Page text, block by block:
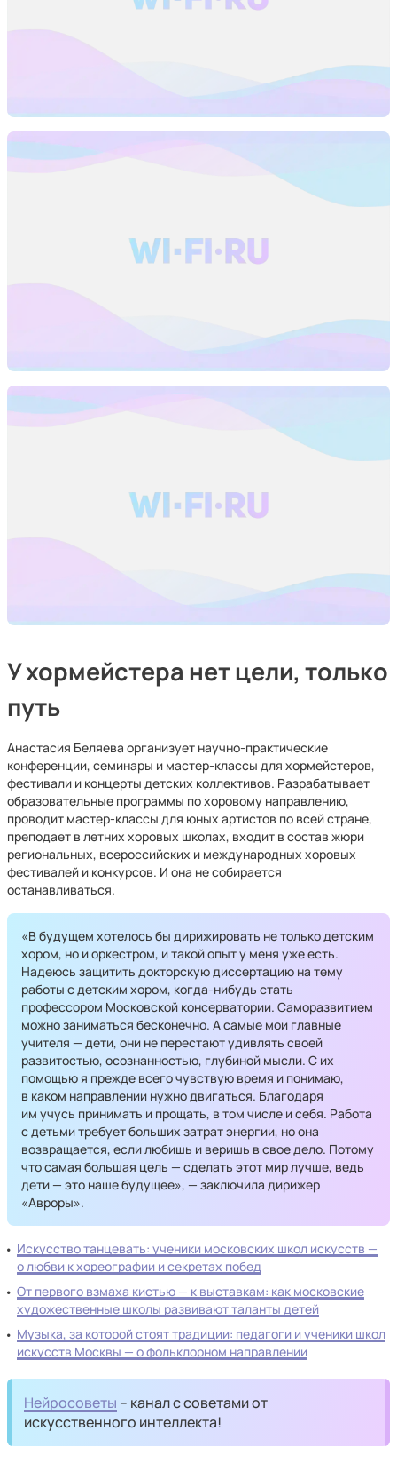
У хормейстера нет цели, только
путь
Анастасия Беляева организует научно-практические
конференции, семинары и мастер-классы для хормейстеров,
фестивали и концерты детских коллективов. Разрабатывает
образовательные программы по хоровому направлению,
проводит мастер-классы для юных артистов по всей стране,
преподает в летних хоровых школах, входит в состав жюри
региональных, всероссийских и международных хоровых
фестивалей и конкурсов. И она не собирается
останавливаться.
«В будущем хотелось бы дирижировать не только детским
хором, но и оркестром, и такой опыт у меня уже есть.
Надеюсь защитить докторскую диссертацию на тему
работы с детским хором, когда-нибудь стать
профессором Московской консерватории. Саморазвитием
можно заниматься бесконечно. А самые мои главные
учителя — дети, они не перестают удивлять своей
развитостью, осознанностью, глубиной мысли. С их
помощью я прежде всего чувствую время и понимаю,
в каком направлении нужно двигаться. Благодаря
им учусь принимать и прощать, в том числе и себя. Работа
с детьми требует больших затрат энергии, но она
возвращается, если любишь и веришь в свое дело. Потому
что самая большая цель — сделать этот мир лучше, ведь
дети — это наше будущее», — заключила дирижер
«Авроры».
Искусство танцевать: ученики московских школ искусств —
о любви к хореографии и секретах побед
От первого взмаха кистью — к выставкам: как московские
художественные школы развивают таланты детей
Музыка, за которой стоят традиции: педагоги и ученики школ
искусств Москвы — о фольклорном направлении
Нейросоветы – канал с советами от
искусственного интеллекта!